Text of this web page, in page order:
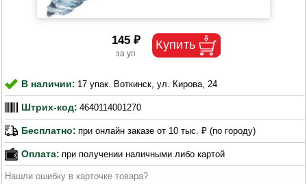
145 ₽
В наличии: 17 упак. Воткинск, ул. Кирова, 24
Штрих-код: 4640114001270
Бесплатно: при онлайн заказе от 10 тыс. ₽ (по городу)
Оплата: при получении наличными либо картой
Нашли ошибку в карточке товара?